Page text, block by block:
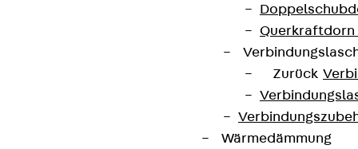
Querkraftdorn
Zurück
Wärmedämmung